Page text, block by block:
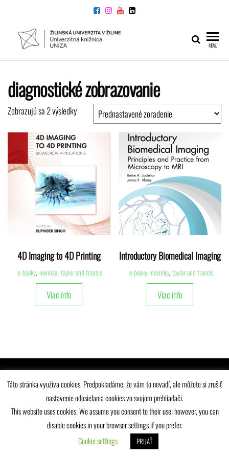
UNIVERZITNÁ
KNIŽNICA
MENU
diagnostické zobrazovanie
Zobrazujú sa 2 výsledky
4D Imaging to 4D Printing
e-booky, novinka, taylor and francis
Viac info
Introductory Biomedical Imaging
e-booky, novinka, taylor and francis
Viac info
Táto stránka využíva cookies. Predpokladáme, že vám to nevadí, ale môžete si zrušiť
nastavenie odosielania cookies vo svojom prehliadači.
This website uses cookies. We assume you consent to their use; however, you can
disable cookies in your browser settings if you prefer.
Cookie settings
PRIJAŤ